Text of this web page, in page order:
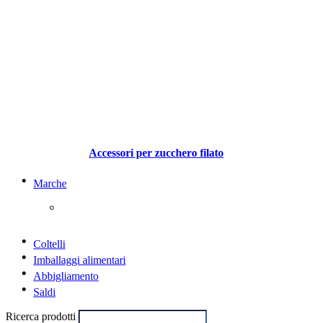
Accessori per zucchero filato
Marche
Coltelli
Imballaggi alimentari
Abbigliamento
Saldi
Ricerca prodotti